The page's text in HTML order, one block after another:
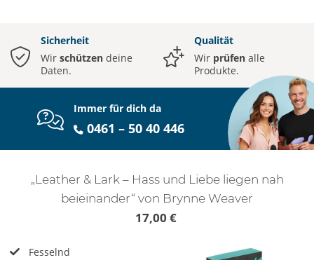
Sicherheit
Wir schützen deine
Daten.
Qualität
Wir prüfen alle
Produkte.
Immer für dich da
0461 – 50 40 446
„Leather & Lark – Hass und Liebe liegen nah
beieinander“ von Brynne Weaver
17,00 €
Fesselnd